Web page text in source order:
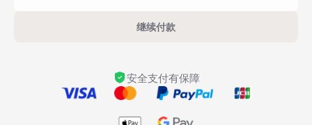
继续付款
安全支付有保障